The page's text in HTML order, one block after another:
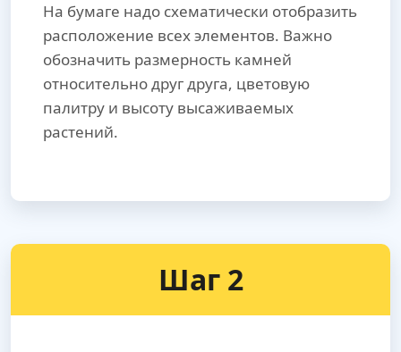
На бумаге надо схематически отобразить
расположение всех элементов. Важно
обозначить размерность камней
относительно друг друга, цветовую
палитру и высоту высаживаемых
растений.
Шаг 2